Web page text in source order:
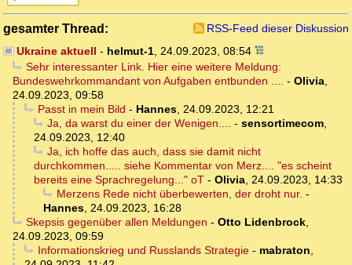
gesamter Thread:
RSS-Feed dieser Diskussion
Ukraine aktuell - helmut-1, 24.09.2023, 08:54
Sehr interessanter Link. Hier eine weitere Meldung:
Bundeswehrkommandant von Aufgaben entbunden ....
- Olivia
24.09.2023, 09:58
Passt in mein Bild - Hannes, 24.09.2023, 12:21
Ja, da warst du einer der Wenigen....
- sensortimecom,
24.09.2023, 12:40
Ja, ich hoffe das auch, dass sie damit nicht
durchkommen..... siehe Kommentar von Merz.... "es scheint
bereits eine Sprachregelung..." oT - Olivia 24.09.2023, 14:33
Merzens Rede nicht überbewerten, der droht nur. -
Hannes 24.09.2023, 16:28
Skepsis gegenüber allen Meldungen - Otto Lidenbrock,
24.09.2023, 09:59
Informationskrieg und Russlands Strategie- mabraton